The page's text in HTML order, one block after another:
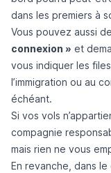
dans les premiers à
Vous pouvez aussi
connexion » et
vous indiquer les
l’immigration ou au
échéant.
Si vos vols
compagnie
mais rien ne vous
En revanche, dans le